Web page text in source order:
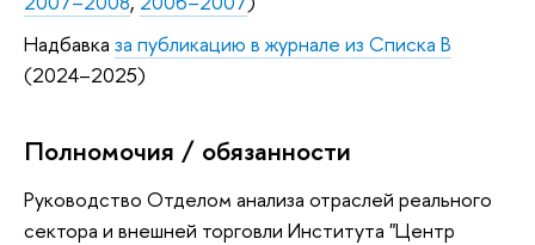
Надбавка за публикацию в журнале из Списка B
(2024–2025)
Полномочия / обязанности
Руководство Отделом анализа отраслей реального
сектора и внешней торговли Института "Центр